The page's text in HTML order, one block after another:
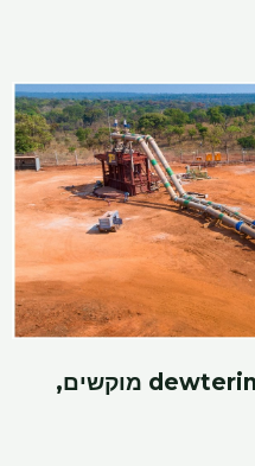
Ivanhoe מתחיל שלב 2 dewtering מוקשים,